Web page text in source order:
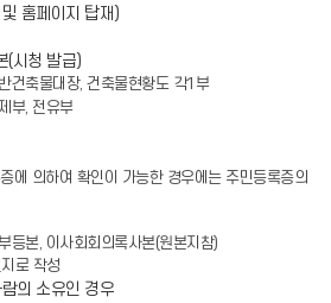
및 홈페이지 탑재)
(시청 발급)
건축물대장, 건축물현황도 각1부
부, 전유부
에 의하여 확인이 가능한 경우에는 주민등록증의
등본, 이사회회의록사본(원본지참)
로 작성
의 소유인 경우